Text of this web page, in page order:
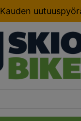
Kauden